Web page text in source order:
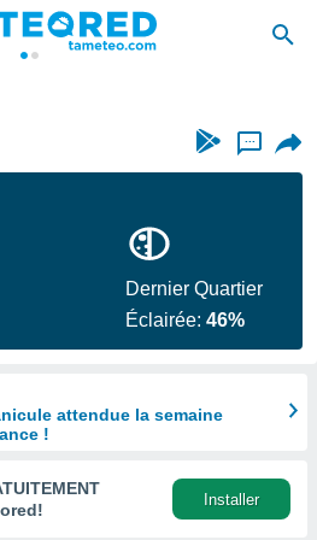
...
Dernier Quartier
Éclairée:46%
attendue la semaine
!
Installer